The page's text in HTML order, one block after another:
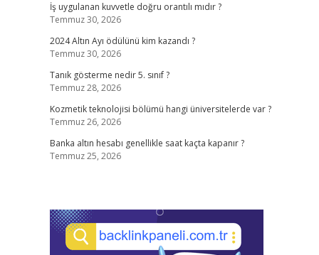
İş uygulanan kuvvetle doğru orantılı mıdır ?
Temmuz 30, 2026
2024 Altın Ayı ödülünü kim kazandı ?
Temmuz 30, 2026
Tanık gösterme nedir 5. sınıf ?
Temmuz 28, 2026
Kozmetik teknolojisi bölümü hangi üniversitelerde var ?
Temmuz 26, 2026
Banka altın hesabı genellikle saat kaçta kapanır ?
Temmuz 25, 2026